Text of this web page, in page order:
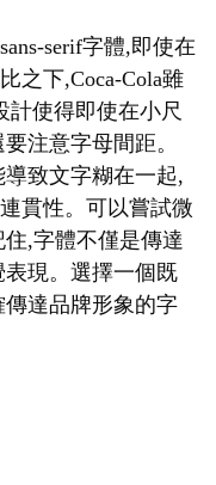
serif字體,即使在
之下,Coca-Cola雖
計使得即使在小尺
注意字母間距。
致文字糊在一起,
貫性。可以嘗試微
,字體不僅是傳達
現。選擇一個既
達品牌形象的字